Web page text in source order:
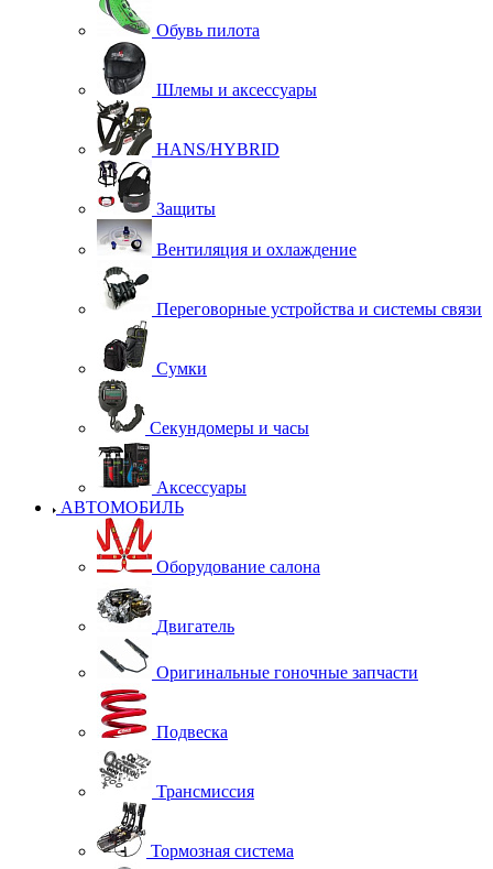
Обувь пилота
Шлемы и аксессуары
HANS/HYBRID
Защиты
Вентиляция и охлаждение
Переговорные устройства и системы связи
Сумки
Секундомеры и часы
Аксессуары
АВТОМОБИЛЬ
Оборудование салона
Двигатель
Оригинальные гоночные запчасти
Подвеска
Трансмиссия
Тормозная система